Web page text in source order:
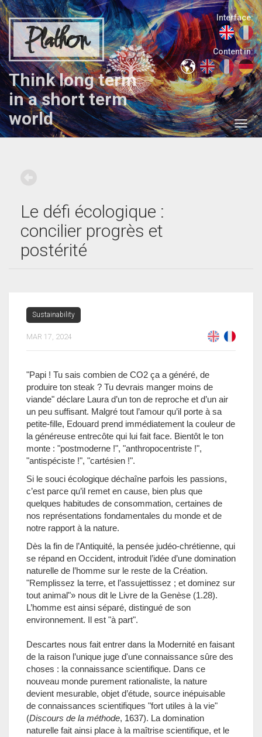
Plathon
Think long term
in a short term
world
Interface:
Content in:
Le défi écologique :
concilier progrès et
postérité
Sustainability
MAR 17, 2024
"Papi ! Tu sais combien de CO2 ça a généré, de
produire ton steak ? Tu devrais manger moins de
viande" déclare Laura d’un ton de reproche et d’un air
un peu suffisant. Malgré tout l’amour qu’il porte à sa
petite-fille, Edouard prend immédiatement la couleur de
la généreuse entrecôte qui lui fait face. Bientôt le ton
monte : "postmoderne !", "anthropocentriste !",
"antispéciste !", "cartésien !".
Si le souci écologique déchaîne parfois les passions,
c’est parce qu’il remet en cause, bien plus que
quelques habitudes de consommation, certaines de
nos représentations fondamentales du monde et de
notre rapport à la nature.
Dès la fin de l’Antiquité, la pensée judéo-chrétienne, qui
se répand en Occident, introduit l’idée d’une domination
naturelle de l’homme sur le reste de la Création.
"Remplissez la terre, et l’assujettissez ; et dominez sur
tout animal"» nous dit le Livre de la Genèse (1.28).
L’homme est ainsi séparé, distingué de son
environnement. Il est "à part".
Descartes nous fait entrer dans la Modernité en faisant
de la raison l’unique juge d'une connaissance sûre des
choses : la connaissance scientifique. Dans ce
nouveau monde purement rationaliste, la nature
devient mesurable, objet d’étude, source inépuisable
de connaissances scientifiques "fort utiles à la vie"
(Discours de la méthode, 1637). La domination
naturelle fait ainsi place à la maîtrise scientifique, et le